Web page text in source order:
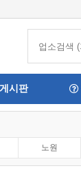
시판
노원